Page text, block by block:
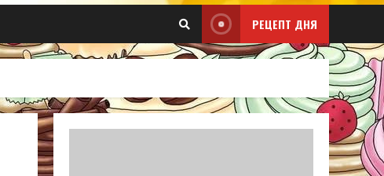
РЕЦЕПТ ДНЯ